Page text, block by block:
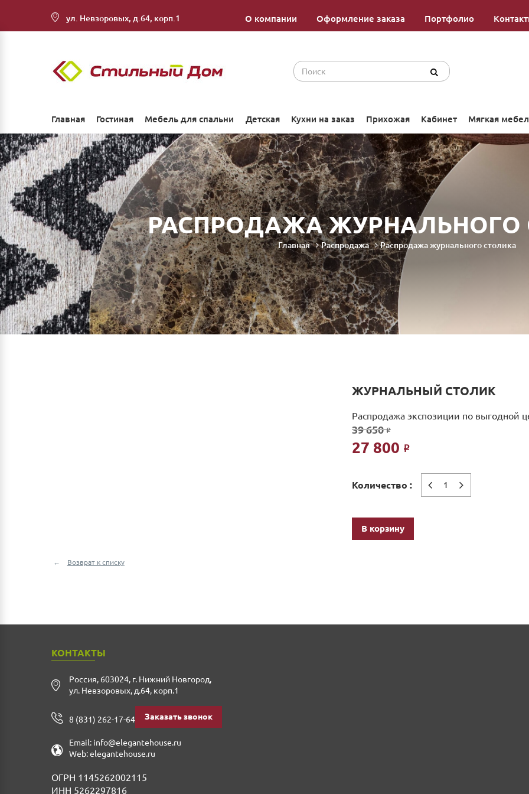
ул. Невзоровых, д.64, корп.1 О компании Оформление заказа Портфолио
Главная Гостиная Мебель для спальни Детская Кухни на заказ Прихожая Кабинет Мягкая
РАСПРОДАЖА ЖУРНАЛЬНОГО
Главная Распродажа Распродажа журнального столика
ЖУРНАЛЬНЫЙ СТОЛИК
Распродажа экспозиции по выгодной
39 650 Р
27 800 Р
Количество :
В корзину
Возврат к списку
КОНТАКТЫ
Россия, 603024, г. Нижний Новгород,
ул. Невзоровых, д.64, корп.1
8 (831) 262-17-64 Заказать звонок
Email: info@elegantehouse.ru
Web:elegantehouse.ru
ОГРН 1145262002115
ИНН 5262297816